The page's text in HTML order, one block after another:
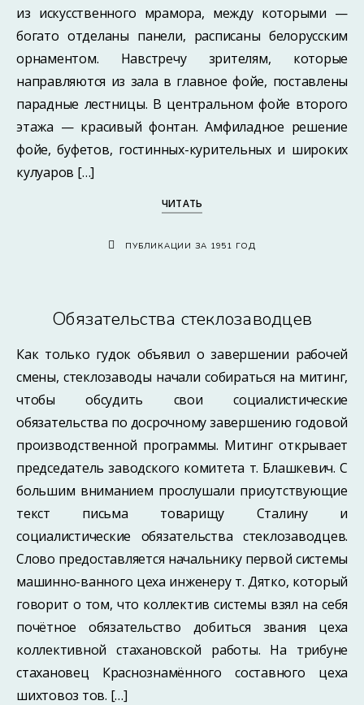
из искусственного мрамора, между которыми —
богато отделаны панели, расписаны белорусским
орнаментом. Навстречу зрителям, которые
направляются из зала в главное фойе, поставлены
парадные лестницы. В центральном фойе второго
этажа — красивый фонтан. Амфиладное решение
фойе, буфетов, гостинных-курительных и широких
кулуаров […]
ЧИТАТЬ
ПУБЛИКАЦИИ ЗА 1951 ГОД
Обязательства стеклозаводцев
Как только гудок объявил о завершении рабочей
смены, стеклозаводы начали собираться на митинг,
чтобы обсудить свои социалистические
обязательства по досрочному завершению годовой
производственной программы. Митинг открывает
председатель заводского комитета т. Блашкевич. С
большим вниманием прослушали присутствующие
текст письма товарищу Сталину и
социалистические обязательства стеклозаводцев.
Слово предоставляется начальнику первой системы
машинно-ванного цеха инженеру т. Дятко, который
говорит о том, что коллектив системы взял на себя
почётное обязательство добиться звания цеха
коллективной стахановской работы. На трибуне
стахановец Краснознамённого составного цеха
шихтовоз тов. […]